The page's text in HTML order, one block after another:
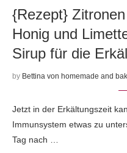
{Rezept}
Honig und
Sirup für die
by Bettina von homemade and
Jetzt in der Erkältungszeit
Immunsystem etwas zu
Tag nach …